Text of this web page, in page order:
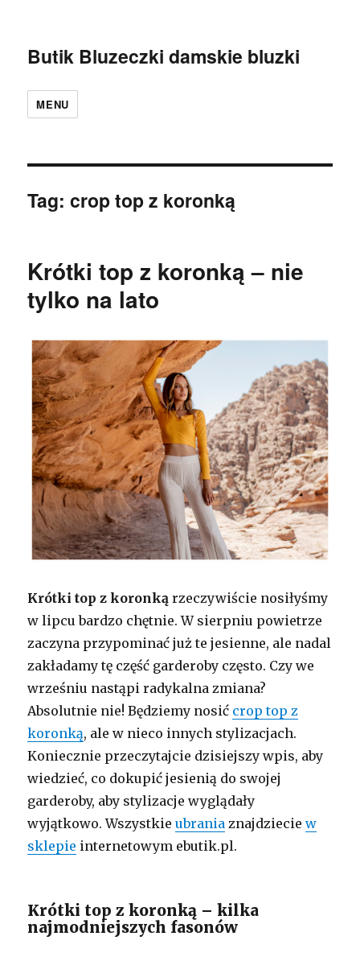
Butik Bluzeczki damskie bluzki
MENU
Tag:crop top z koronką
Krótki top z koronką – nie
tylko na lato
Krótki top z koronką rzeczywiście nosiłyśmy
w lipcu bardzo chętnie. W sierpniu powietrze
zaczyna przypominać już te jesienne, ale nadal
zakładamy tę część garderoby często. Czy we
wrześniu nastąpi radykalna zmiana?
Absolutnie nie! Będziemy nosić crop top z
koronką, ale w nieco innych stylizacjach.
Koniecznie przeczytajcie dzisiejszy wpis, aby
wiedzieć, co dokupić jesienią do swojej
garderoby, aby stylizacje wyglądały
wyjątkowo. Wszystkieubrania znajdzieciew
sklepie internetowym ebutik.pl.
Krótki top z koronką – kilka
najmodniejszych fasonów